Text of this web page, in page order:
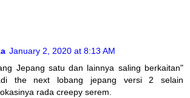
January 2, 2020 at 8:13 AM
Jepang satu dan lainnya saling berkaitan"
the next lobang jepang versi 2 selain
rada creepy serem.